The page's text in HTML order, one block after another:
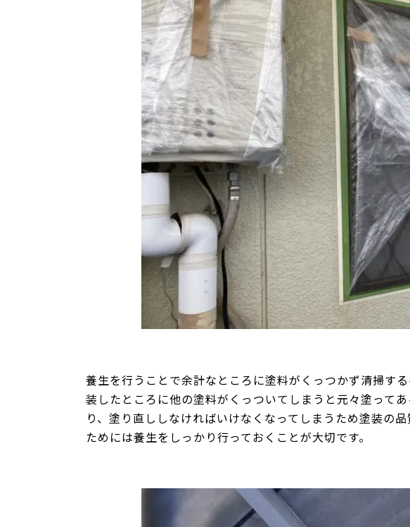
養生を行うことで余計なところに塗料がくっつかず清掃す
装したところに他の塗料がくっついてしまうと元々塗って
り、塗り直ししなければいけなくなってしまうため塗装の
ためには養生をしっかり行っておくことが大切です。